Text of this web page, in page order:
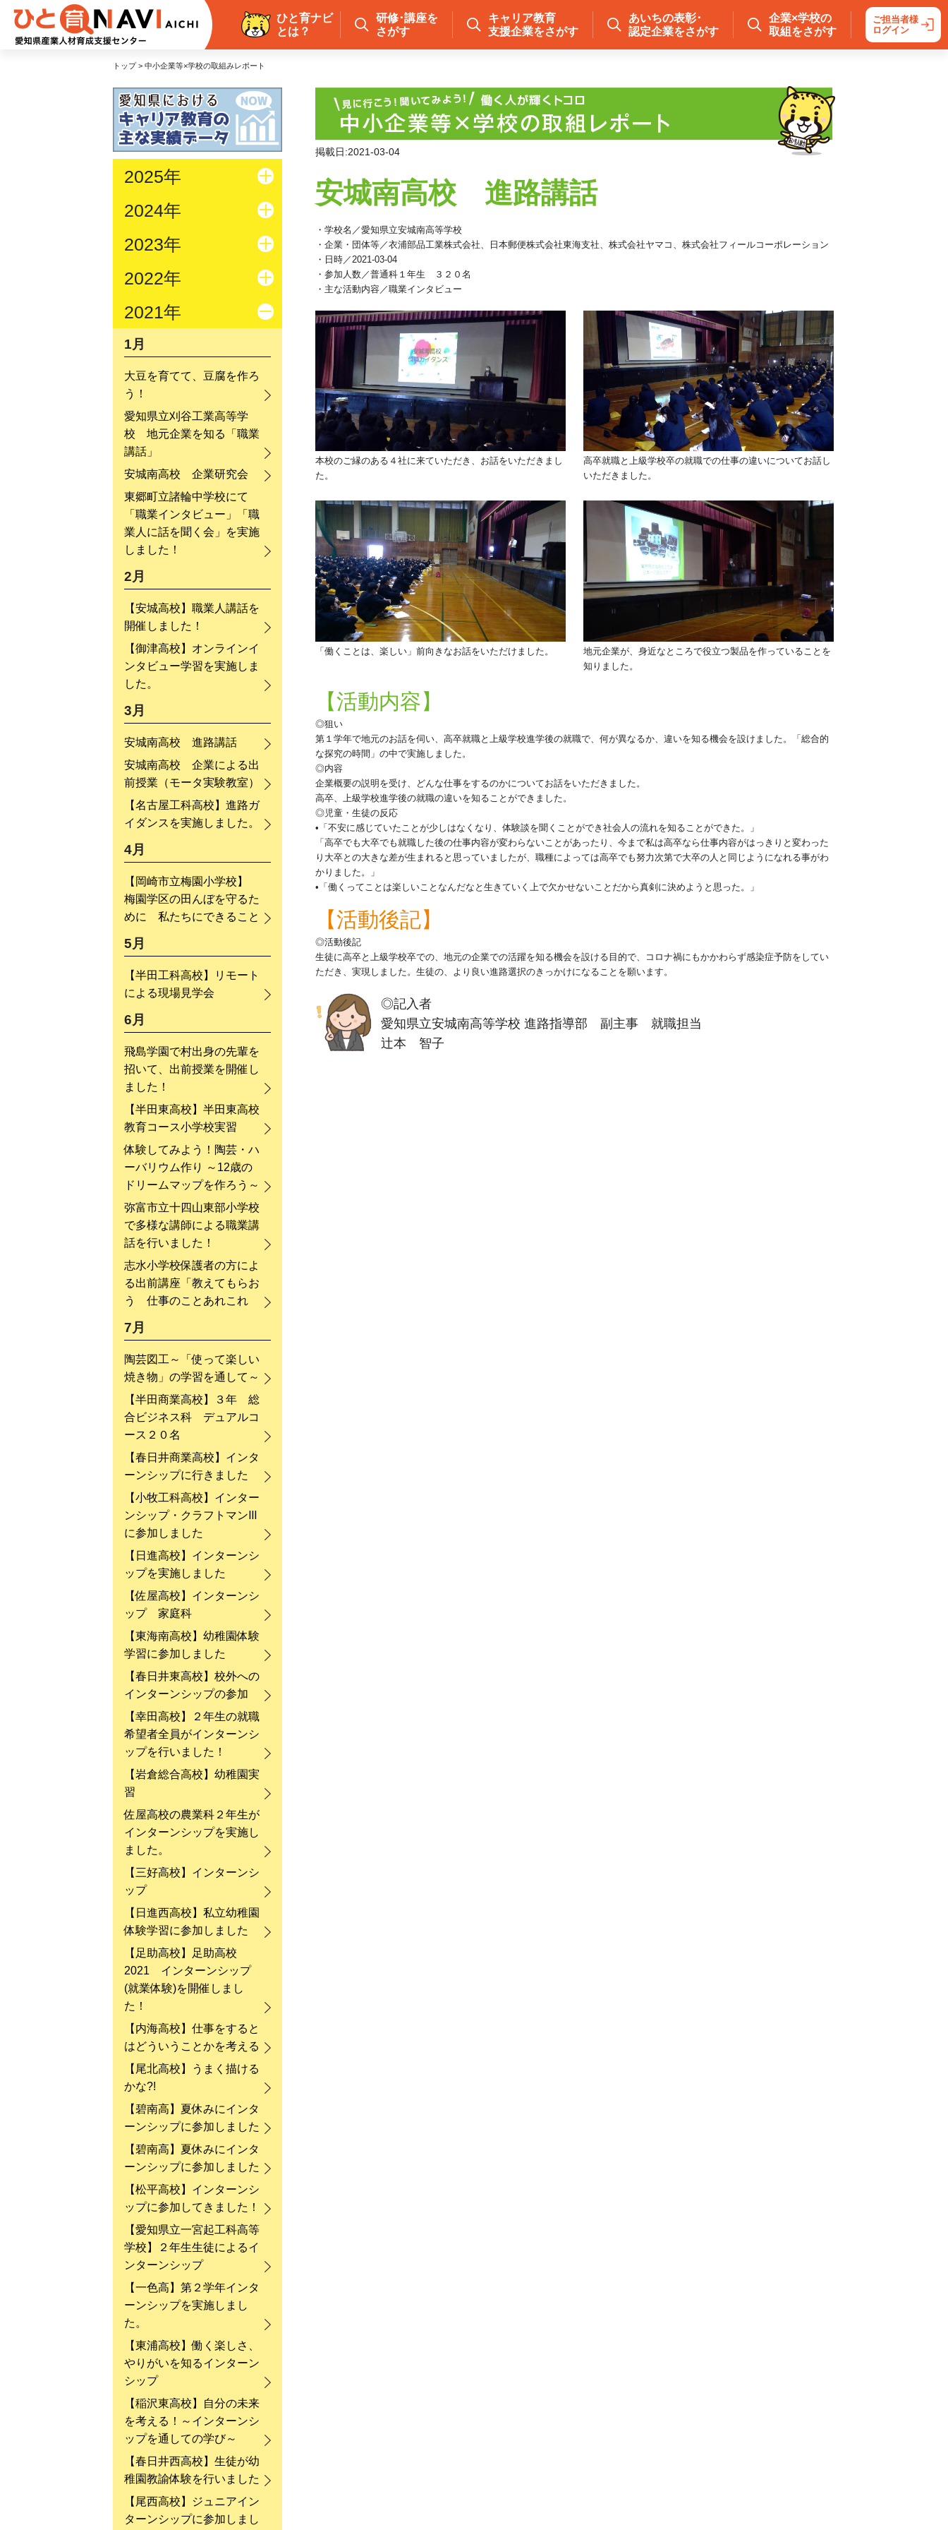
ひと育ナビ
とは？
研修･講座を
さがす
キャリア教育
支援企業をさがす
あいちの表彰･
認定企業をさがす
企業×学校の
取組をさがす
ご担当者様
ログイン
トップ > 中小企業等×学校の取組みレポート
2025年
2024年
2023年
2022年
2021年
1月
大豆を育てて、豆腐を作ろ
う！
愛知県立刈谷工業高等学
校 地元企業を知る「職業
講話」
安城南高校 企業研究会
東郷町立諸輪中学校にて
「職業インタビュー」「職
業人に話を聞く会」を実施
しました！
2月
【安城高校】職業人講話を
開催しました！
【御津高校】オンラインイ
ンタビュー学習を実施しま
した。
3月
安城南高校 進路講話
安城南高校 企業による出
前授業（モータ実験教室）
【名古屋工科高校】進路ガ
イダンスを実施しました。
4月
【岡崎市立梅園小学校】
梅園学区の田んぼを守るた
めに 私たちにできること
5月
【半田工科高校】リモート
による現場見学会
6月
飛島学園で村出身の先輩を
招いて、出前授業を開催し
ました！
【半田東高校】半田東高校
教育コース小学校実習
体験してみよう！陶芸・ハ
ーバリウム作り ～12歳の
ドリームマップを作ろう～
弥富市立十四山東部小学校
で多様な講師による職業講
話を行いました！
志水小学校保護者の方によ
る出前講座「教えてもらお
う 仕事のことあれこれ
7月
陶芸図工～「使って楽しい
焼き物」の学習を通して～
【半田商業高校】３年 総
合ビジネス科 デュアルコ
ース２０名
【春日井商業高校】インタ
ーンシップに行きました
【小牧工科高校】インター
ンシップ・クラフトマンⅢ
に参加しました
【日進高校】インターンシ
ップを実施しました
【佐屋高校】インターンシ
ップ 家庭科
【東海南高校】幼稚園体験
学習に参加しました
【春日井東高校】校外への
インターンシップの参加
【幸田高校】２年生の就職
希望者全員がインターンシ
ップを行いました！
【岩倉総合高校】幼稚園実
習
佐屋高校の農業科２年生が
インターンシップを実施し
ました。
【三好高校】インターンシ
ップ
【日進西高校】私立幼稚園
体験学習に参加しました
【足助高校】足助高校
2021 インターンシップ
(就業体験)を開催しまし
た！
【内海高校】仕事をすると
はどういうことかを考える
【尾北高校】うまく描ける
かな?!
【碧南高】夏休みにインタ
ーンシップに参加しました
【碧南高】夏休みにインタ
ーンシップに参加しました
【松平高校】インターンシ
ップに参加してきました！
【愛知県立一宮起工科高等
学校】２年生生徒によるイ
ンターンシップ
【一色高】第２学年インタ
ーンシップを実施しまし
た。
【東浦高校】働く楽しさ、
やりがいを知るインターン
シップ
【稲沢東高校】自分の未来
を考える！～インターンシ
ップを通しての学び～
【春日井西高校】生徒が幼
稚園教諭体験を行いました
【尾西高校】ジュニアイン
ターンシップに参加しまし
掲載日:2021-03-04
安城南高校 進路講話
・学校名／愛知県立安城南高等学校
・企業・団体等／衣浦部品工業株式会社、日本郵便株式会社東海支社、株式会社ヤマコ、株式会社フィールコーポレーション
・日時／2021-03-04
・参加人数／普通科１年生 ３２０名
・主な活動内容／職業インタビュー
本校のご縁のある４社に来ていただき、お話をいただきまし
た。
高卒就職と上級学校卒の就職での仕事の違いについてお話し
いただきました。
「働くことは、楽しい」前向きなお話をいただけました。
地元企業が、身近なところで役立つ製品を作っていることを
知りました。
【活動内容】
◎狙い
第１学年で地元のお話を伺い、高卒就職と上級学校進学後の就職で、何が異なるか、違いを知る機会を設けました。「総合的
な探究の時間」の中で実施しました。
◎内容
企業概要の説明を受け、どんな仕事をするのかについてお話をいただきました。
高卒、上級学校進学後の就職の違いを知ることができました。
◎児童・生徒の反応
•「不安に感じていたことが少しはなくなり、体験談を聞くことができ社会人の流れを知ることができた。」
「高卒でも大卒でも就職した後の仕事内容が変わらないことがあったり、今まで私は高卒なら仕事内容がはっきりと変わった
り大卒との大きな差が生まれると思っていましたが、職種によっては高卒でも努力次第で大卒の人と同じようになれる事がわ
かりました。」
•「働くってことは楽しいことなんだなと生きていく上で欠かせないことだから真剣に決めようと思った。」
【活動後記】
◎活動後記
生徒に高卒と上級学校卒での、地元の企業での活躍を知る機会を設ける目的で、コロナ禍にもかかわらず感染症予防をしてい
ただき、実現しました。生徒の、より良い進路選択のきっかけになることを願います。
◎記入者
愛知県立安城南高等学校 進路指導部 副主事 就職担当
辻本 智子